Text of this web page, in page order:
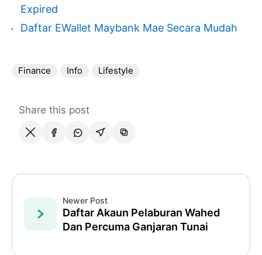
Expired
Daftar EWallet Maybank Mae Secara Mudah
Finance Info Lifestyle
Share this post
Newer Post
Daftar Akaun Pelaburan Wahed
Dan Percuma Ganjaran Tunai